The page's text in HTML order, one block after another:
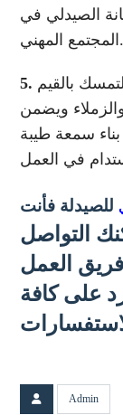
الصيدلي في
المجتمع المهني.
التمسك بالقيم
ويضمن
سمعة طيبة
​ للصيدلة فأنت
التواصل
العمل
على كافة
Admin